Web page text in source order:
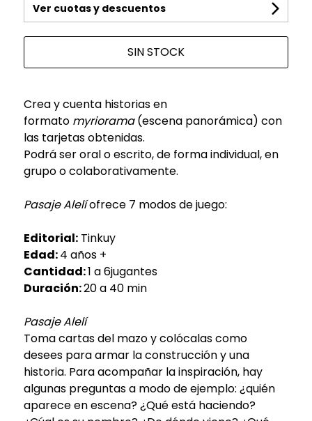
Ver cuotas y descuentos
SIN STOCK
Crea y cuenta historias en
formato myriorama(escena panorámica) con
las tarjetas obtenidas.
Podrá ser oral o escrito, de forma individual, en
grupo o colaborativamente.
Pasaje Alelíofrece 7 modos de juego:
Editorial:Tinkuy
Edad:4 años +
Cantidad:1 a 6jugantes
Duración:20 a 40 min
Pasaje Alelí
Toma cartas del mazo y colócalas como
desees para armar la construcción y una
historia. Para acompañar la inspiración, hay
algunas preguntas a modo de ejemplo: ¿quién
aparece en escena? ¿Qué está haciendo?